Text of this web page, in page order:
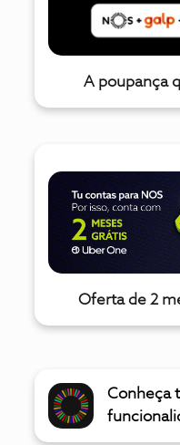
A poupança
Oferta de 2
Conheça